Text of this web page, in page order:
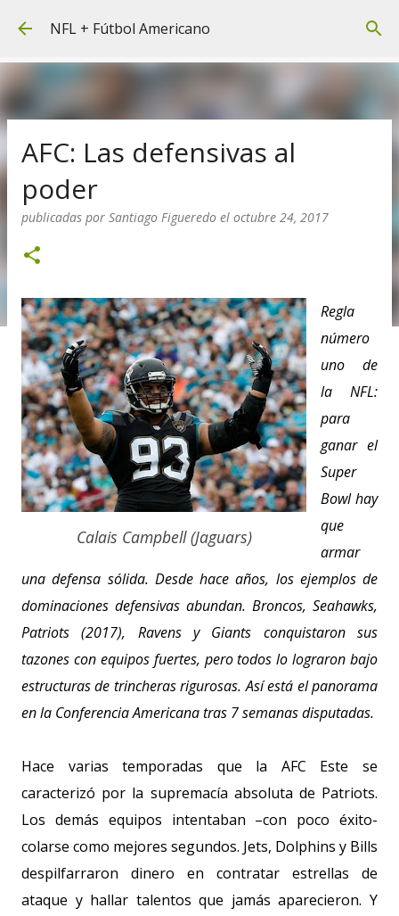
Ir al contenido principal
NFL + Fútbol Americano
AFC: Las defensivas al
poder
publicadas por Santiago Figueredo el octubre 24, 2017
Calais Campbell (Jaguars)
Regla
número
uno de
la NFL:
para
ganar el
Super
Bowl hay
que
armar
una defensa sólida. Desde hace años, los ejemplos de
dominaciones defensivas abundan. Broncos, Seahawks,
Patriots (2017), Ravens y Giants conquistaron sus
tazones con equipos fuertes, pero todos lo lograron bajo
estructuras de trincheras rigurosas. Así está el panorama
en la Conferencia Americana tras 7 semanas disputadas.
Hace varias temporadas que la AFC Este se
caracterizó por la supremacía absoluta de Patriots.
Los demás equipos intentaban –con poco éxito-
colarse como mejores segundos. Jets, Dolphins y Bills
despilfarraron dinero en contratar estrellas de
ataque y hallar talentos que jamás aparecieron. Y